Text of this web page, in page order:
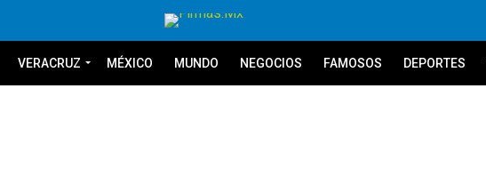
VERACRUZ MÉXICO MUNDO NEGOCIOS FAMOSOS DEPORTES